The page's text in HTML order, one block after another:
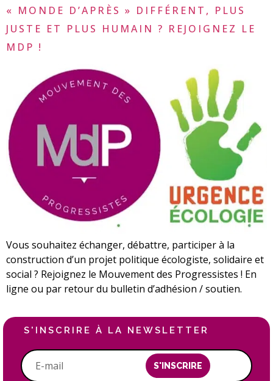
« MONDE D’APRÈS » DIFFÉRENT, PLUS
JUSTE ET PLUS HUMAIN ? REJOIGNEZ LE
MDP !
Vous souhaitez échanger, débattre, participer à la
construction d’un projet politique écologiste, solidaire et
social ? Rejoignez le Mouvement des Progressistes ! En
ligne ou par retour du bulletin d’adhésion / soutien.
S'INSCRIRE À LA NEWSLETTER
S'INSCRIRE